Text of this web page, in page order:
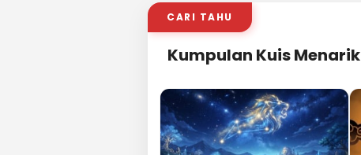
CARI TAHU
Kumpulan Kuis Menarik